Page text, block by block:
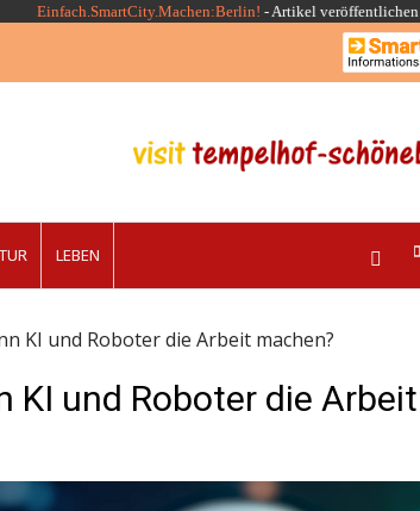
Einfach.SmartCity.Machen:Berlin! -Artikel veröffentlichen
LEBEN
KI und Roboter die Arbeit machen?
KI und Roboter die Arbeit